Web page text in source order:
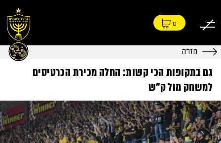
0
חזרה
גם בתקופות הכי קשות: החלה מכירת הכרטיסים
למשחק מול ק"ש